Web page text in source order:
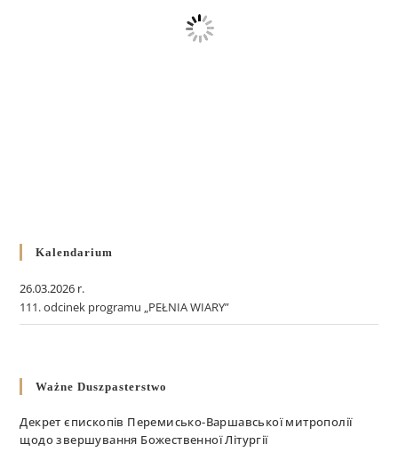
Kalendarium
26.03.2026 r.
111. odcinek programu „PEŁNIA WIARY”
Ważne Duszpasterstwo
Декрет єпископів Перемисько-Варшавської митрополії
щодо звершування Божественної Літургії